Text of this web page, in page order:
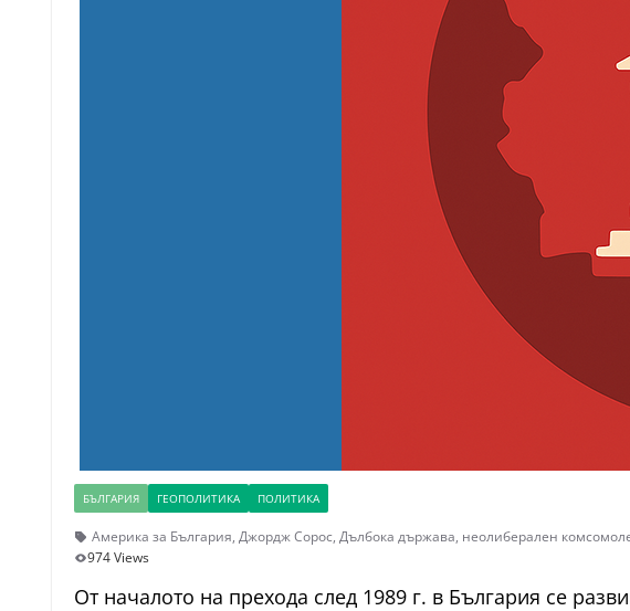
БЪЛГАРИЯ ГЕОПОЛИТИКА ПОЛИТИКА
Америка за България, Джордж Сорос, Дълбока държава, неолиберален
974 Views
От началото на прехода след 1989 г. в България се